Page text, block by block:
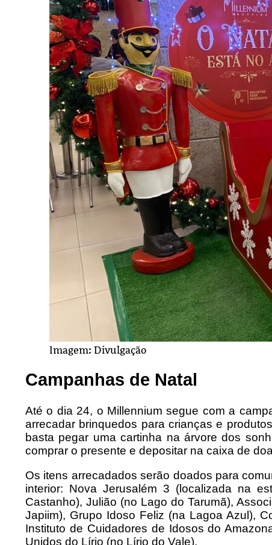
Imagem: Divulgação
Campanhas de Natal
Até o dia 24, o Millennium segue com a
arrecadar brinquedos para crianças e
basta pegar uma cartinha na árvore dos
comprar o presente e depositar na caixa de
Os itens arrecadados serão doados para
interior: Nova Jerusalém 3 (localizada na
Castanho), Julião (no Lago do Tarumã),
Japiim), Grupo Idoso Feliz (na Lagoa Azul),
Instituto de Cuidadores de Idosos do
Unidos do Lírio (no Lírio do Vale).